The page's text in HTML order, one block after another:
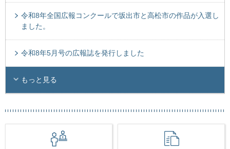
令和8年全国広報コンクールで坂出市と高松市の作品が入選し
ました。
令和8年5月号の広報誌を発行しました
もっと見る